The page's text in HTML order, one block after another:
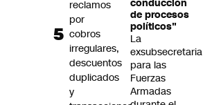
conducción
de procesos
políticos"
La
exsubsecretaria
para las
Fuerzas
Armadas
reclamos
por
cobros
irregulares,
descuentos
duplicados
y